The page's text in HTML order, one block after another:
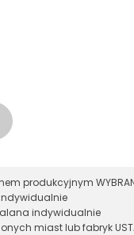
produkcyjnym
indywidualnie
miast lub fabryk